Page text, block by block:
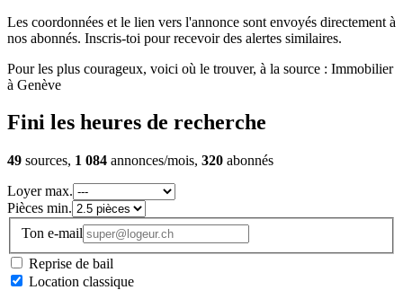
Les coordonnées et le lien vers l'annonce sont envoyés directement à
nos abonnés. Inscris-toi pour recevoir des alertes similaires.
Pour les plus courageux, voici où le trouver, à la source : Immobilier
à Genève
Fini les heures de recherche
49 sources, 1 084 annonces/mois, 320 abonnés
Loyer max.
Pièces min.
Ton e-mail
Reprise de bail
Location classique